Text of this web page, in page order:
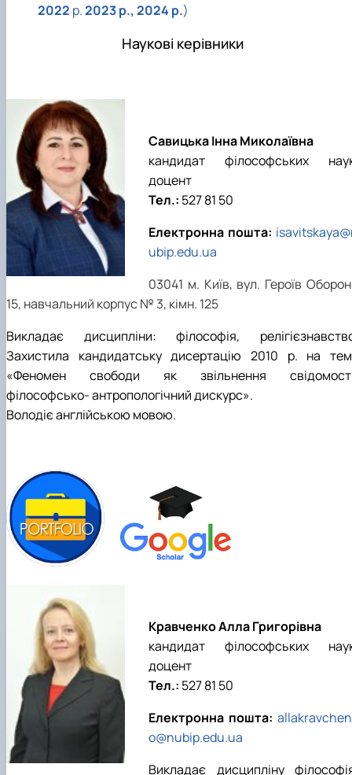
2022 р.2023 р., 2024 р.)
Наукові керівники
Савицька Інна Миколаївна
кандидат філософських
доцент
Тел.: 527 81 50
Електронна пошта:
ubip.edu.ua
03041 м. Київ, вул. Героїв
15, навчальний корпус № 3, кімн. 125
Викладає дисципліни: філософія,
Захистила кандидатську дисертацію 2010 р. на
«Феномен свободи як звільнення
філософсько- антропологічний дискурс».
Володіє англійською мовою.
Kравченко Алла Григорівна
кандидат філософських
доцент
Тел.: 527 81 50
Електронна пошта:
o@nubip.edu.ua
Викладає дисципліну